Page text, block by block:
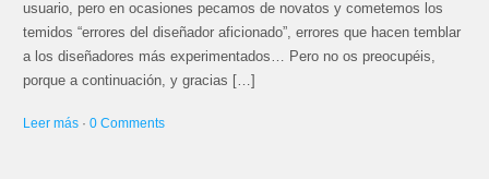
usuario, pero en ocasiones pecamos de novatos y cometemos los
temidos “errores del diseñador aficionado”, errores que hacen temblar
a los diseñadores más experimentados… Pero no os preocupéis,
porque a continuación, y gracias […]
Leer más ·0 Comments